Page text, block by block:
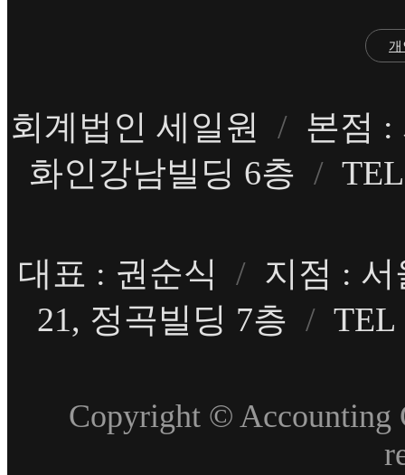
회계법인 세일원 / 본점 :
화인강남빌딩 6층 /
대표 : 권순식 / 지점 :
21, 정곡빌딩 7층 / TEL
Copyright © Accounting